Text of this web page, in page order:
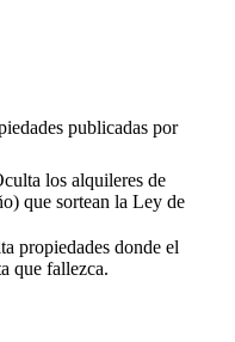
publicadas por
los alquileres de
que sortean la Ley de
propiedades donde el
que fallezca.